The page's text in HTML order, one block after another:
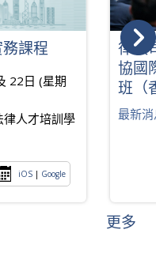
課程
22日 (星期
人才培訓學
iOS | Google
律政
協國
班（
最新
更多